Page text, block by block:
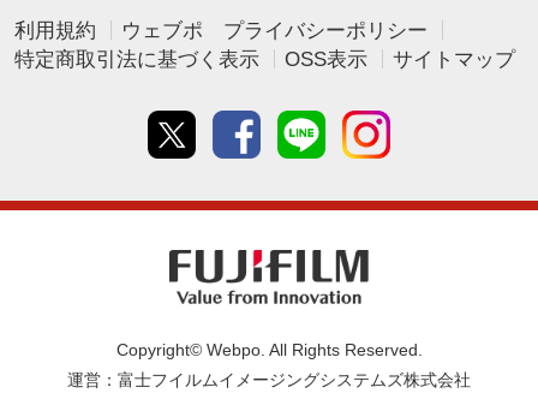
利用規約
ウェブポ プライバシーポリシー
特定商取引法に基づく表示
OSS表示 サイトマップ
Twitter Facebookline
Copyright© Webpo. All Rights Reserved.
運営：富士フイルムイメージングシステムズ株式会社